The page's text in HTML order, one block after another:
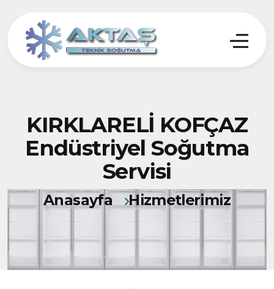
KIRKLARELİ KOFÇAZ
Endüstriyel Soğutma
Servisi
Anasayfa Hizmetlerimiz